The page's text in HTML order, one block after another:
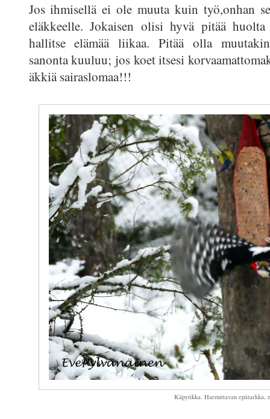
Jos ihmisellä ei ole muuta kuin työ,onhan
eläkkeelle. Jokaisen olisi hyvä pitää
hallitse elämää liikaa. Pitää olla
sanonta kuuluu; jos koet itsesi
äkkiä sairaslomaa!!!
Käpytikka. Harmittavan epätarkka,